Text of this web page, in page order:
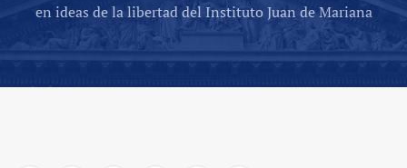
en ideas de la libertad del Instituto Juan de Mariana